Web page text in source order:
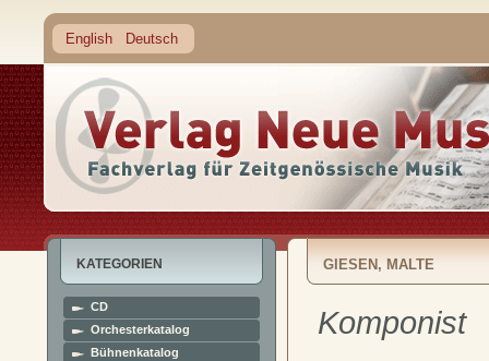
English Deutsch
KATEGORIEN
CD
Orchesterkatalog
Bühnenkatalog
GIESEN, MALTE
Komponist